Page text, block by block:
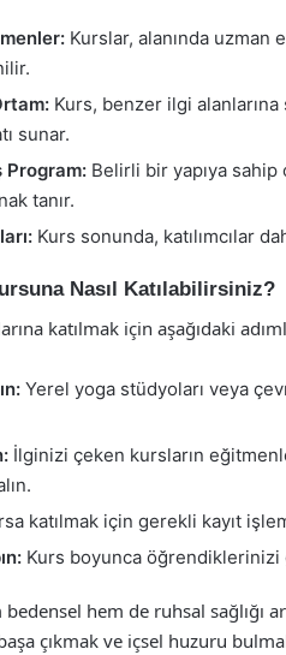
Kurslar, alanında
Kurs, benzer ilgi
sunar.
Program: Belirli bir yapıya sahip
tanır.
Kurs sonunda, katılımcılar
Nasıl Katılabilirsiniz?
katılmak için aşağıdaki
Yerel yoga stüdyoları veya
İlginizi çeken kursların
katılmak için gerekli kayıt
Kurs boyunca öğrendiklerinizi
bedensel hem de ruhsal sağlığı
çıkmak ve içsel huzuru